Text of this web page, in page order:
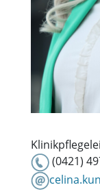
(0421)